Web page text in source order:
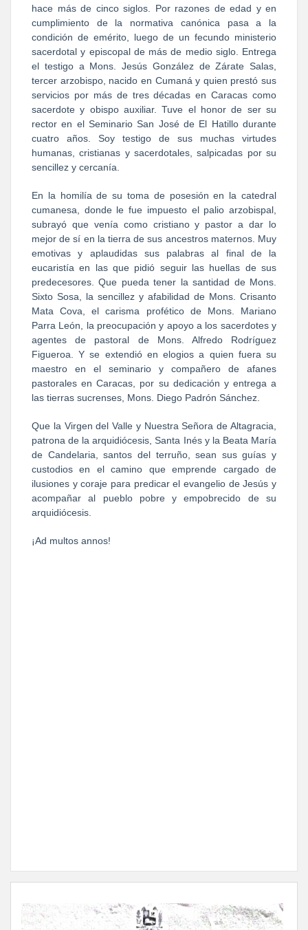
hace más de cinco siglos. Por razones de edad y en
cumplimiento de la normativa canónica pasa a la
condición de emérito, luego de un fecundo ministerio
sacerdotal y episcopal de más de medio siglo. Entrega
el testigo a Mons. Jesús González de Zárate Salas,
tercer arzobispo, nacido en Cumaná y quien prestó sus
servicios por más de tres décadas en Caracas como
sacerdote y obispo auxiliar. Tuve el honor de ser su
rector en el Seminario San José de El Hatillo durante
cuatro años. Soy testigo de sus muchas virtudes
humanas, cristianas y sacerdotales, salpicadas por su
sencillez y cercanía.
En la homilía de su toma de posesión en la catedral
cumanesa, donde le fue impuesto el palio arzobispal,
subrayó que venía como cristiano y pastor a dar lo
mejor de sí en la tierra de sus ancestros maternos. Muy
emotivas y aplaudidas sus palabras al final de la
eucaristía en las que pidió seguir las huellas de sus
predecesores. Que pueda tener la santidad de Mons.
Sixto Sosa, la sencillez y afabilidad de Mons. Crisanto
Mata Cova, el carisma profético de Mons. Mariano
Parra León, la preocupación y apoyo a los sacerdotes y
agentes de pastoral de Mons. Alfredo Rodríguez
Figueroa. Y se extendió en elogios a quien fuera su
maestro en el seminario y compañero de afanes
pastorales en Caracas, por su dedicación y entrega a
las tierras sucrenses, Mons. Diego Padrón Sánchez.
Que la Virgen del Valle y Nuestra Señora de Altagracia,
patrona de la arquidiócesis, Santa Inés y la Beata María
de Candelaria, santos del terruño, sean sus guías y
custodios en el camino que emprende cargado de
ilusiones y coraje para predicar el evangelio de Jesús y
acompañar al pueblo pobre y empobrecido de su
arquidiócesis.
¡Ad multos annos!